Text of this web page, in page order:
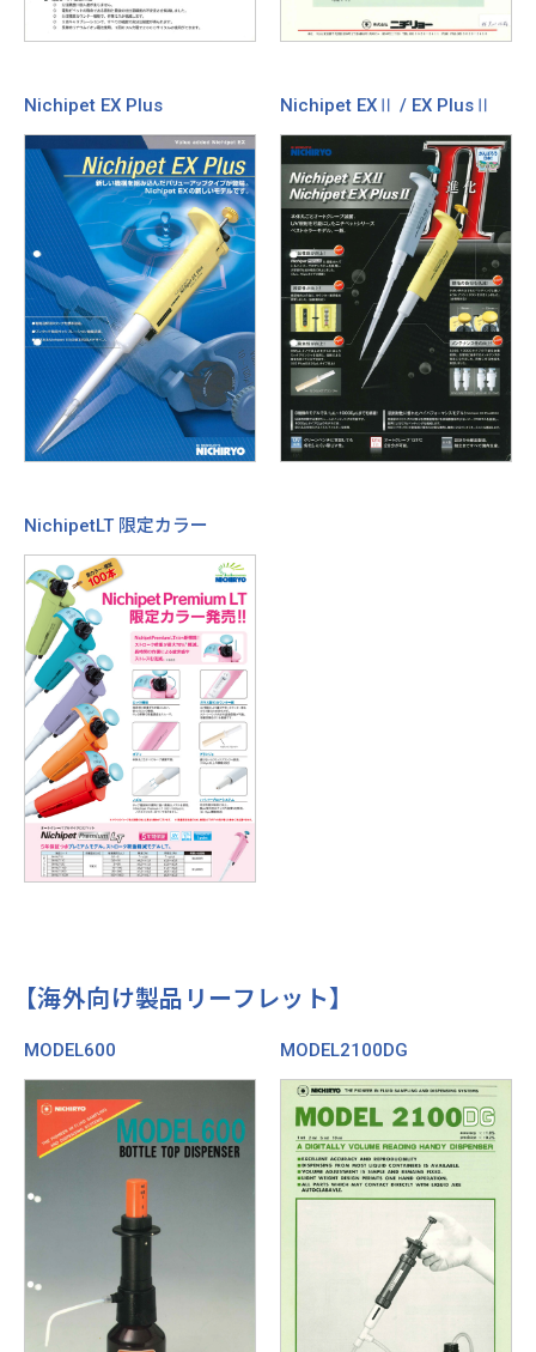
Nichipet EX Plus Nichipet EXⅡ / EX PlusⅡ
NichipetLT 限定カラー
【海外向け製品リーフレット】
MODEL600 MODEL2100DG